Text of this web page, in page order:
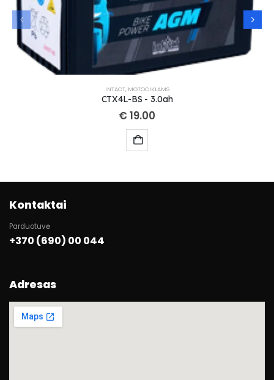
INTACT, MOTOCIKLAMS
CTX4L-BS - 3.0ah
€ 19.00
Kontaktai
Parduotuvė
+370 (690) 00 044
Adresas